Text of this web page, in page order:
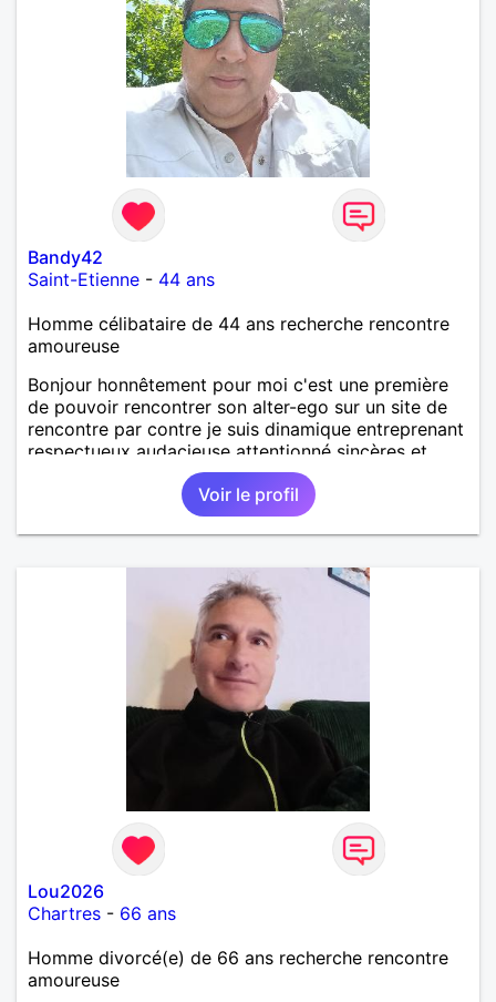
Bandy42
Saint-Etienne - 44 ans
Homme célibataire de 44 ans recherche rencontre
amoureuse
Bonjour honnêtement pour moi c'est une première
de pouvoir rencontrer son alter-ego sur un site de
rencontre par contre je suis dinamique entreprenant
respectueux audacieuse attentionné sincères et
expressif et j' aime surtout les câlins et à les
partager avec humour et amour bisous à+ à bientôt
Voir le profil
Lou2026
Chartres - 66 ans
Homme divorcé(e) de 66 ans recherche rencontre
amoureuse